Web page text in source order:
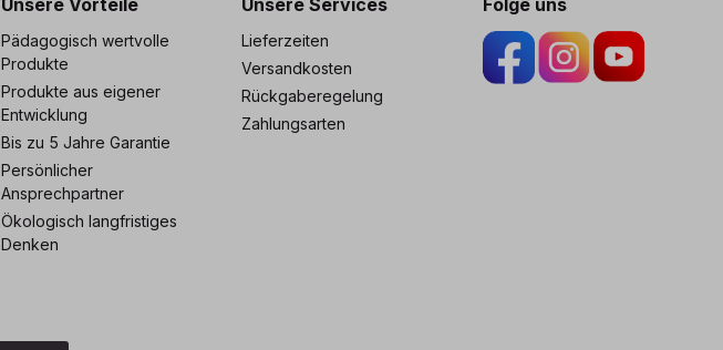
Unsere Vorteile
Pädagogisch wertvolle
Produkte
Produkte aus eigener
Entwicklung
Bis zu 5 Jahre Garantie
Persönlicher
Ansprechpartner
Ökologisch langfristiges
Denken
Unsere Services
Lieferzeiten
Versandkosten
Rückgaberegelung
Zahlungsarten
Folge uns